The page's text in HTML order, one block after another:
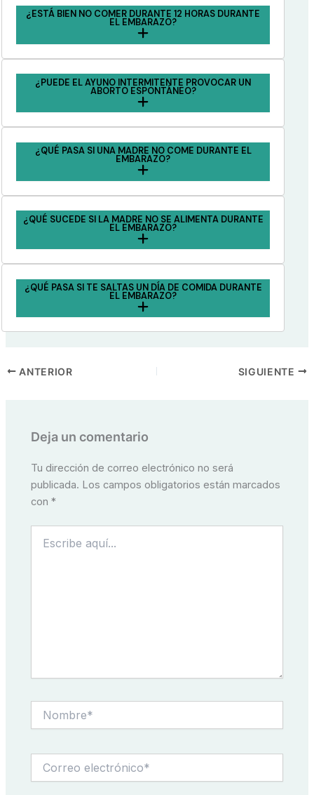
¿ESTÁ BIEN NO COMER DURANTE 12 HORAS DURANTE
EL EMBARAZO?
¿PUEDE EL AYUNO INTERMITENTE PROVOCAR UN
ABORTO ESPONTÁNEO?
¿QUÉ PASA SI UNA MADRE NO COME DURANTE EL
EMBARAZO?
¿QUÉ SUCEDE SI LA MADRE NO SE ALIMENTA DURANTE
EL EMBARAZO?
¿QUÉ PASA SI TE SALTAS UN DÍA DE COMIDA DURANTE
EL EMBARAZO?
ANTERIOR SIGUIENTE
Deja un comentario
Tu dirección de correo electrónico no será
publicada. Los campos obligatorios están marcados
con*
aquí...
electrónico*